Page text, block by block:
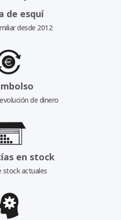
de esquí
desde 2012
de dinero
en stock
stock actuales